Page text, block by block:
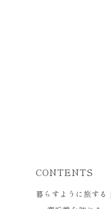
CONTENTS
暮らすように旅す